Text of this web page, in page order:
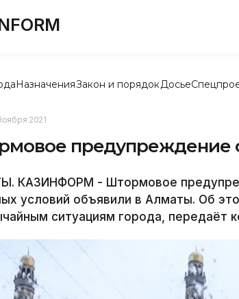
НазначенияЗакон и порядок Досье
2021
предупреждение
КАЗИНФОРМ - Штормовое
условий объявили в Алматы. Об
ситуациям города, передаёт